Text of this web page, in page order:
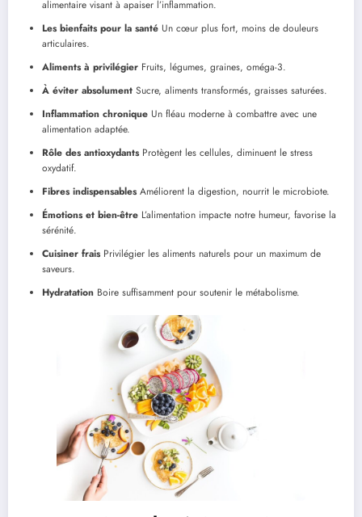
alimentaire visant à apaiser l’inflammation.
Les bienfaits pour la santé Un cœur plus fort, moins de douleurs
articulaires.
Aliments à privilégier Fruits, légumes, graines, oméga-3.
À éviter absolument Sucre, aliments transformés, graisses saturées.
Inflammation chronique Un fléau moderne à combattre avec une
alimentation adaptée.
Rôle des antioxydantsProtègent les cellules, diminuent le stress
oxydatif.
Fibres indispensablesAméliorent la digestion, nourrit le microbiote.
Émotions et bien-être L’alimentation impacte notre humeur, favorise la
sérénité.
Cuisiner fraisPrivilégier les aliments naturels pour un maximum de
saveurs.
Hydratation Boire suffisamment pour soutenir le métabolisme.